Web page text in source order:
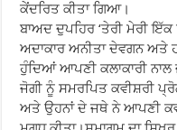
ਕੇਂਦਰਿਤ ਕੀਤਾ ਗਿਆ।
ਬਾਅਦ ਦੁਪਹਿਰ ‘ਤੇਰੀ ਮੇਰੀ
ਅਦਾਕਾਰ ਅਨੀਤਾ ਦੇਵਗਨ ਅਤੇ
ਹੁੰਦਿਆਂ ਆਪਣੀ ਕਲਾਕਾਰੀ
ਜੋਗੀ ਨੂੰ ਸਮਰਪਿਤ ਕਵੀਸ਼ਰੀ
ਅਤੇ ਉਹਨਾਂ ਦੇ ਜਥੇ ਨੇ ਆਪਣੀ